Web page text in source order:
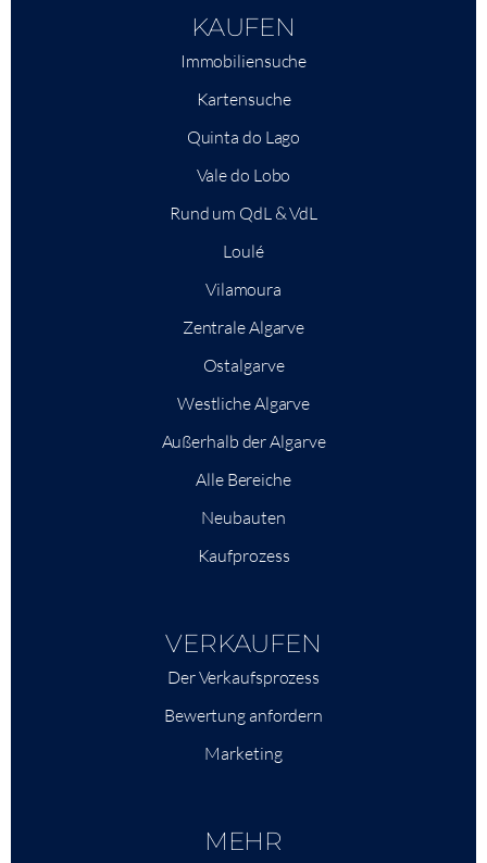
KAUFEN
Immobiliensuche
Kartensuche
Quinta do Lago
Vale do Lobo
Rund um QdL & VdL
Loulé
Vilamoura
Zentrale Algarve
Ostalgarve
Westliche Algarve
Außerhalb der Algarve
Alle Bereiche
Neubauten
Kaufprozess
VERKAUFEN
Der Verkaufsprozess
Bewertung anfordern
Marketing
MEHR